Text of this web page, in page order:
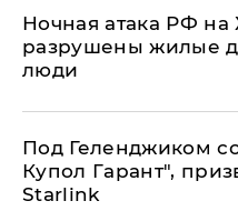
​Ночная атака РФ на
разрушены жилые
люди
Под Геленджиком
Купол Гарант",
Starlink